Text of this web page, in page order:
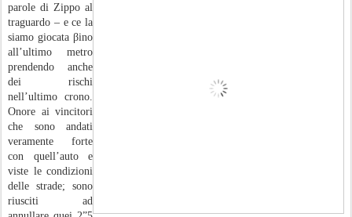
parole di Zippo al
traguardo – e ce la
siamo giocata βino
all’ultimo metro
prendendo anche
dei rischi
nell’ultimo crono.
Onore ai vincitori
che sono andati
veramente forte
con quell’auto e
viste le condizioni
delle strade; sono
riusciti ad